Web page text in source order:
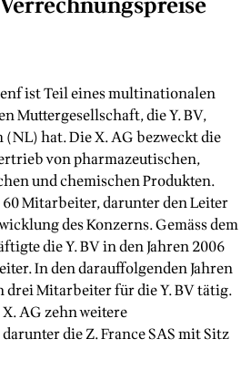
ist Teil eines multinationalen
Muttergesellschaft, die Y. BV,
hat. Die X. AG bezweckt die
von pharmazeutischen,
und chemischen Produkten.
Mitarbeiter, darunter den Leiter
des Konzerns. Gemäss dem
die Y. BV in den Jahren 2006
In den darauffolgenden Jahren
Mitarbeiter für die Y. BV tätig.
AG zehn weitere
die Z. France SAS mit Sitz